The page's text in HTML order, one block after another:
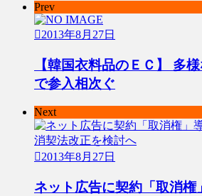
Prev
2013年8月27日
【韓国衣料品のＥＣ】 多
で参入相次ぐ
Next
2013年8月27日
ネット広告に契約「取消